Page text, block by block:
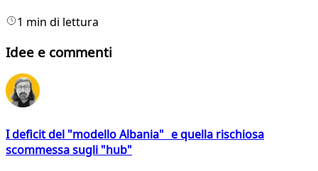
1 min di lettura
Idee e commenti
I deficit del "modello Albania" e quella rischiosa
scommessa sugli "hub"